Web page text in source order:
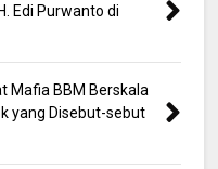
Edi Purwanto di
Mafia BBM Berskala
yang Disebut-sebut